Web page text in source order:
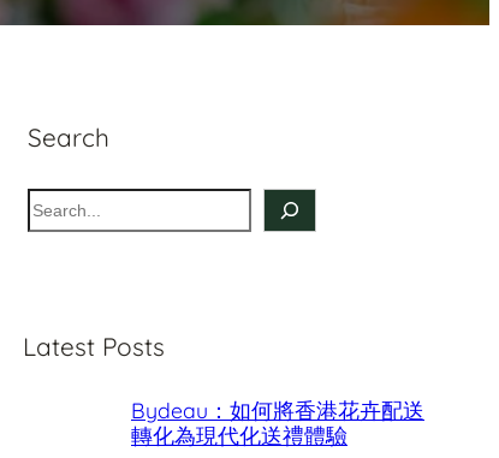
Search
S
e
hLatest Posts
Bydeau：如何將香港花卉配送
轉化為現代化送禮體驗